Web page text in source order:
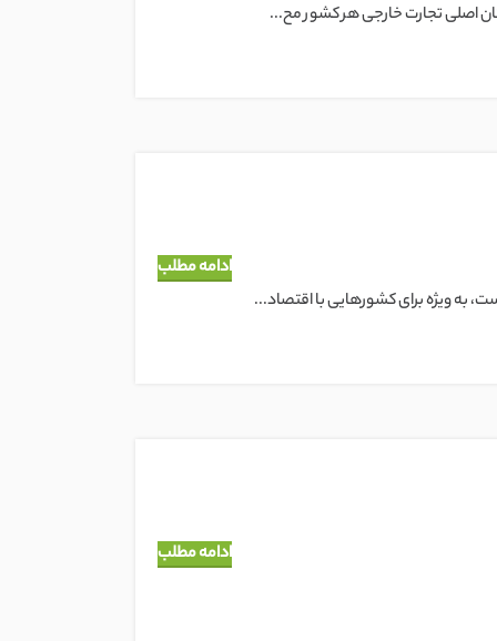
اصلی تجارت خارجی هر کشور مح...
به ویژه برای کشورهایی با اقتصاد...
ادامه مطلب
ادامه مطلب